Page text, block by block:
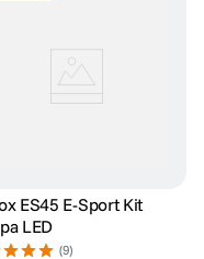
ES45 E-Sport Kit
LED
(9)